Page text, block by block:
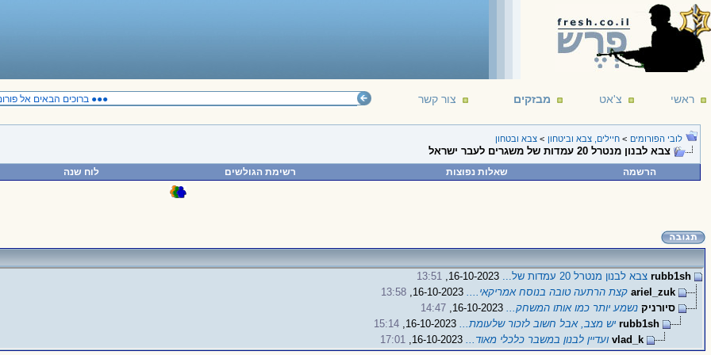
ראשי צ'אט מבזקים צור קשר ●●● ברוכים הבאים אל פורום
לובי הפורומים > חיילים, צבא וביטחון > צבא ובטחון
צבא לבנון מנטרל 20 עמדות של משגרים לעבר ישראל
הרשמה שאלות נפוצות רשימת הגולשים לוח שנה
rubb1sh צבא לבנון מנטרל 20 עמדות של...
13:51
ariel_zuk קצת הרתעה טובה בנוסח אמריקאי....16-10-2023,
13:58
סיורניק נשמע יותר כמו אותו המשחק...16-10-2023,
14:47
rubb1sh יש מצב, אבל חשוב לזכור שלעומת...16-10-2023,
15:14
vlad_k ועדיין לבנון במשבר כלכלי מאוד...16-10-2023,
17:01